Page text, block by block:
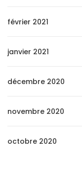
février 2021
janvier 2021
décembre 2020
novembre 2020
octobre 2020